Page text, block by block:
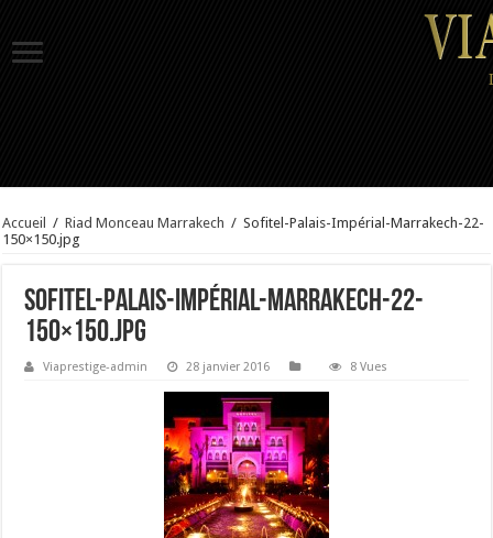
Accueil / Riad Monceau Marrakech / Sofitel-Palais-Impérial-Marrakech-22-
150×150.jpg
Sofitel-Palais-Impérial-Marrakech-22-
150×150.jpg
Viaprestige-admin 28 janvier 2016 8 Vues